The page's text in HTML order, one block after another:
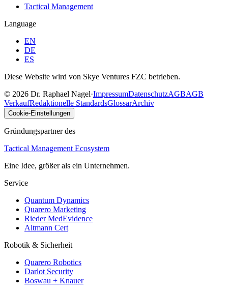
Tactical Management
Language
EN
DE
ES
Diese Website wird von Skye Ventures FZC betrieben.
© 2026 Dr. Raphael Nagel·ImpressumDatenschutzAGBAGB
VerkaufRedaktionelle StandardsGlossarArchiv
Cookie-Einstellungen
Gründungspartner des
Tactical Management Ecosystem
Eine Idee, größer als ein Unternehmen.
Service
Quantum Dynamics
Quarero Marketing
Rieder MedEvidence
Altmann Cert
Robotik & Sicherheit
Quarero Robotics
Darlot Security
Boswau + Knauer